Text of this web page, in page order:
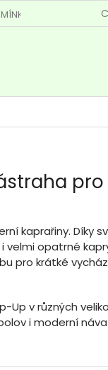
OCHRANY
kaprařiny. Díky
opatrné
pro krátké
Up v různých
i moderní